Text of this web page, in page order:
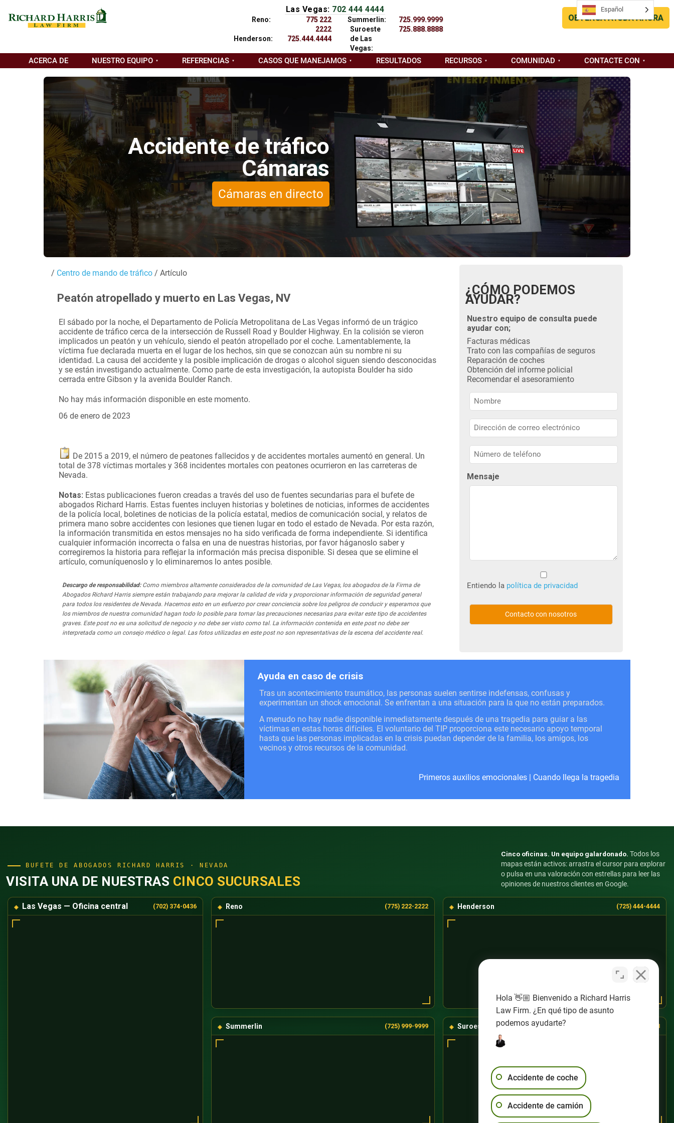
Las Vegas: 702 444 4444
Reno:
775 222
2222
Henderson:
725.444.4444
Summerlin:
725.999.9999
Suroeste
de Las
Vegas:
725.888.8888
OBTENGA AYUDA AHORA
ACERCA DE NUESTRO EQUIPO REFERENCIAS CASOS QUE MANEJAMOS RESULTADOS RECURSOS COMUNIDAD CONTACTE CON
Accidente de tráfico
Cámaras
Cámaras en directo
/ Centro de mando de tráfico / Artículo
Peatón atropellado y muerto en Las Vegas, NV
El sábado por la noche, el Departamento de Policía Metropolitana de Las Vegas informó de un trágico
accidente de tráfico cerca de la intersección de Russell Road y Boulder Highway. En la colisión se vieron
implicados un peatón y un vehículo, siendo el peatón atropellado por el coche. Lamentablemente, la
víctima fue declarada muerta en el lugar de los hechos, sin que se conozcan aún su nombre ni su
identidad. La causa del accidente y la posible implicación de drogas o alcohol siguen siendo desconocidas
y se están investigando actualmente. Como parte de esta investigación, la autopista Boulder ha sido
cerrada entre Gibson y la avenida Boulder Ranch.
No hay más información disponible en este momento.
06 de enero de 2023
De 2015 a 2019, el número de peatones fallecidos y de accidentes mortales aumentó en general. Un
total de 378 víctimas mortales y 368 incidentes mortales con peatones ocurrieron en las carreteras de
Nevada.
Notas: Estas publicaciones fueron creadas a través del uso de fuentes secundarias para el bufete de
abogados Richard Harris. Estas fuentes incluyen historias y boletines de noticias, informes de accidentes
de la policía local, boletines de noticias de la policía estatal, medios de comunicación social, y relatos de
primera mano sobre accidentes con lesiones que tienen lugar en todo el estado de Nevada. Por esta razón,
la información transmitida en estos mensajes no ha sido verificada de forma independiente. Si identifica
cualquier información incorrecta o falsa en una de nuestras historias, por favor háganoslo saber y
corregiremos la historia para reflejar la información más precisa disponible. Si desea que se elimine el
artículo, comuníquenoslo y lo eliminaremos lo antes posible.
Descargo de responsabilidad:Como miembros altamente considerados de la comunidad de Las Vegas, los abogados de la Firma de
Abogados Richard Harris siempre están trabajando para mejorar la calidad de vida y proporcionar información de seguridad general
para todos los residentes de Nevada. Hacemos esto en un esfuerzo por crear conciencia sobre los peligros de conducir y esperamos que
los miembros de nuestra comunidad hagan todo lo posible para tomar las precauciones necesarias para evitar este tipo de accidentes
graves. Este post no es una solicitud de negocio y no debe ser visto como tal. La información contenida en este post no debe ser
interpretada como un consejo médico o legal. Las fotos utilizadas en este post no son representativas de la escena del accidente real.
¿CÓMO PODEMOS
AYUDAR?
Nuestro equipo de consulta puede
ayudar con;
Facturas médicas
Trato con las compañías de seguros
Reparación de coches
Obtención del informe policial
Recomendar el asesoramiento
Nombre
Nombre
Nombre
Mensaje
título
Entiendo la política de privacidad
Ayuda en caso de crisis
Tras un acontecimiento traumático, las personas suelen sentirse indefensas, confusas y
experimentan un shock emocional. Se enfrentan a una situación para la que no están preparados.
A menudo no hay nadie disponible inmediatamente después de una tragedia para guiar a las
víctimas en estas horas difíciles. El voluntario del TIP proporciona este necesario apoyo temporal
hasta que las personas implicadas en la crisis puedan depender de la familia, los amigos, los
vecinos y otros recursos de la comunidad.
Primeros auxilios emocionales | Cuando llega la tragedia
BUFETE DE ABOGADOS RICHARD HARRIS · NEVADA
VISITA UNA DE NUESTRAS CINCO SUCURSALES
Cinco oficinas. Un equipo galardonado. Todos los
mapas están activos: arrastra el cursor para explorar
o pulsa en una valoración con estrellas para leer las
opiniones de nuestros clientes en Google.
Las Vegas — Oficina central (702) 374-0436 Reno (775) 222-2222 Henderson (725) 444-4444
Summerlin (725) 999-9999 Suroeste de Las Vegas (725) 888-8888
Español
Español
Hola 👋🏼 Bienvenido a Richard Harris
Law Firm. ¿En qué tipo de asunto
podemos ayudarte?
Accidente de coche
Accidente de camión